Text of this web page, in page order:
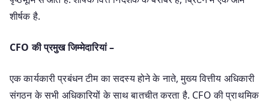
शीर्षक है.
CFO की प्रमुख जिम्मेदारियां –
एक कार्यकारी प्रबंधन टीम का सदस्य होने के नाते, मुख्य वित्तीय अधिकारी
संगठन के सभी अधिकारियों के साथ बातचीत करता है. CFO की प्राथमिक